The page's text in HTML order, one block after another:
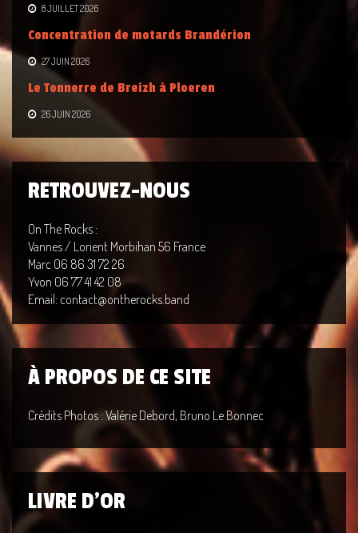
8 JUILLET 2026
Concentration de motards Brandérion
27 JUIN 2026
Le Tonnerre de Breizh à Ploeren
26 JUIN 2026
RETROUVEZ-NOUS
On The Rocks :
Vannes / Lorient Morbihan 56 France
Marc 06 86 31 72 26
Yvon 06 77 41 42 08
Email: contact@ontherocks.band
À PROPOS DE CE SITE
Crédits Photos : Valérie Debord, Bruno Le Bonnec
LIVRE D'OR